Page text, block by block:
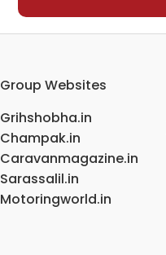
Group Websites
Grihshobha.in
Champak.in
Caravanmagazine.in
Sarassalil.in
Motoringworld.in